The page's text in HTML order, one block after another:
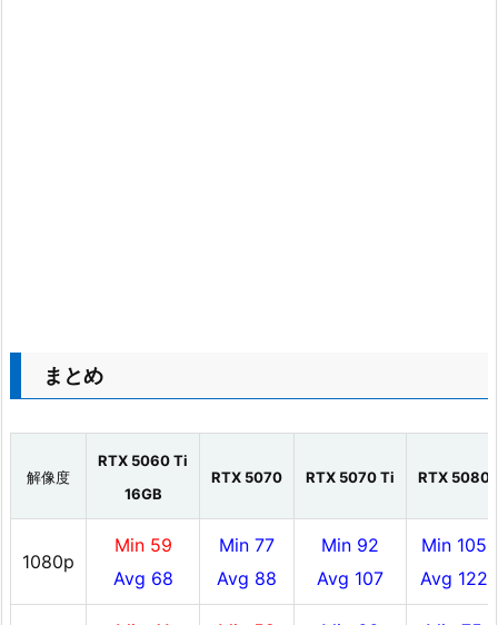
まとめ
解像度
RTX 5060 Ti
16GB
RTX 5070 RTX 5070 Ti RTX 5080
1080p
Min 59
Avg 68
Min 77
Avg 88
Min 92
Avg 107
Min 105
Avg 122